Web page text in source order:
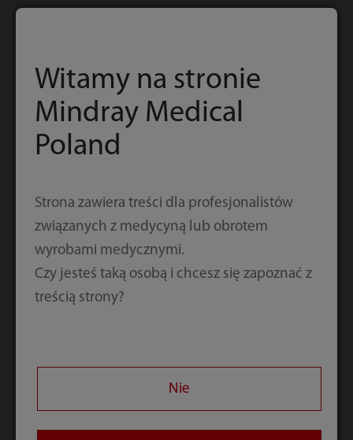
Firma/instytucja
Stanowisko
Przesyłając powyższe informacje, potwierdzam, że
zapoznałem/am się i akceptujęPolitykę prywatności
Witamy na stronie
Mindray Medical
Poland
Strona zawiera treści dla profesjonalistów
związanych z medycyną lub obrotem
wyrobami medycznymi.
Czy jesteś taką osobą i chcesz się zapoznać z
treścią strony?
Nie